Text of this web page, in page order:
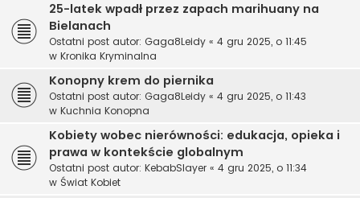
25-latek wpadł przez zapach marihuany na
Bielanach
Ostatni post autor: Gaga8Leidy « 4 gru 2025, o 11:45
w Kronika Kryminalna
Konopny krem do piernika
Ostatni post autor: Gaga8Leidy « 4 gru 2025, o 11:43
w Kuchnia Konopna
Kobiety wobec nierówności: edukacja, opieka i
prawa w kontekście globalnym
Ostatni post autor: KebabSlayer « 4 gru 2025, o 11:34
w Świat Kobiet